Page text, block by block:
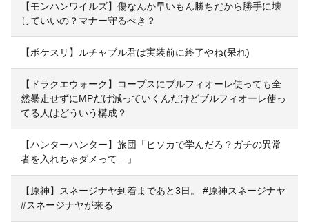
【モンハンワイルズ】傷なんか早いもん勝ちだから勝手に壊
していいの？マナー守るべき？
【ポケスリ】ルチャブル君は実装前に終了やね(呆れ)
【ドラクエウォーク】コープスにブルフィオーレ使っても全
然暴走せずにMPだけ減っていくんだけどブルフィオーレ使っ
てる人はどういう構成？
【ハンターハンター】旅団「ヒソカで学んだろ？ガチの異常
者を入れちゃダメって…」
【原神】スネージナヤ到着まであと3日。 #原神スネージナヤ
#スネージナヤが来る